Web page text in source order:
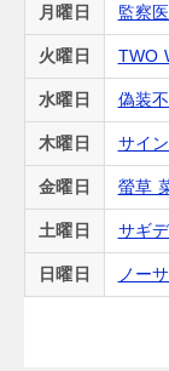
月曜日 監察
火曜日 TWO
水曜日 偽装
木曜日 サイ
金曜日 螢草
土曜日 サギ
日曜日 ノー